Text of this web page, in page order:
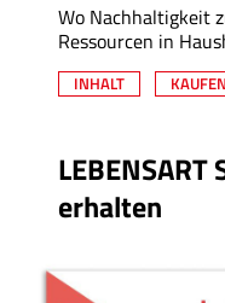
Wo Nachhaltigkeit
Ressourcen in
INHALT KAUFEN
erhalten